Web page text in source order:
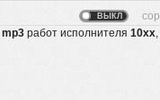
mp3 работ исполнителя 10xx